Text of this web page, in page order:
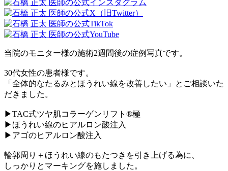
当院のモニター様の施術2週間後の症例写真です。
30代女性の患者様です。
「全体的なたるみとほうれい線を改善したい」とご相談いた
だきました。
▶TAC式ツヤ肌コラーゲンリフト®︎極
▶ほうれい線のヒアルロン酸注入
▶アゴのヒアルロン酸注入
輪郭周り＋ほうれい線のもたつきを引き上げる為に、
しっかりとマーキングを施しました。